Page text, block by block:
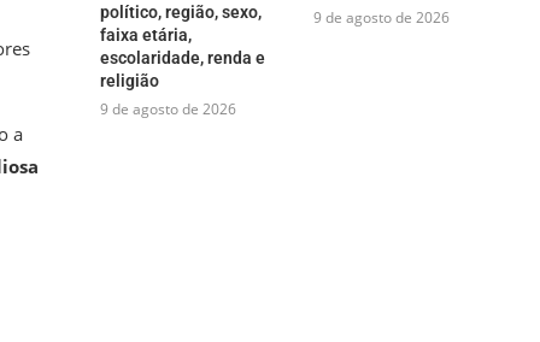
a
político, região, sexo,
faixa etária,
escolaridade, renda e
religião
9 de agosto de 2026
9 de agosto de 2026